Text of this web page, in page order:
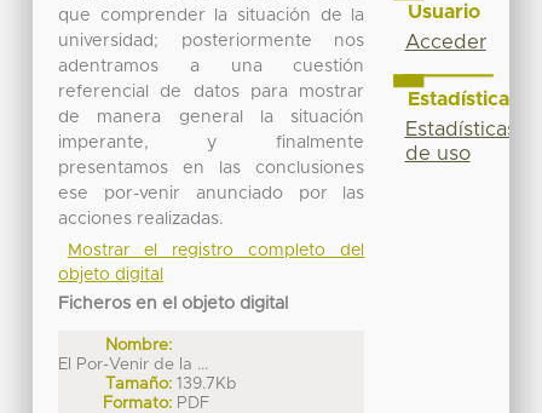
que comprender la situación de la
universidad; posteriormente nos
adentramos a una cuestión
referencial de datos para mostrar
de manera general la situación
imperante, y finalmente
presentamos en las conclusiones
ese por-venir anunciado por las
acciones realizadas.
Mostrar el registro completo del
objeto digital
Ficheros en el objeto digital
Nombre:
El Por-Venir de la ...
Tamaño: 139.7Kb
Formato: PDF
Usuario
Acceder
Estadísticas
Estadísticas
de uso